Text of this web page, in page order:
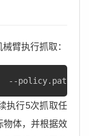
臂执行抓取：
policy.path ./
执行5次抓取任
物体，并根据效